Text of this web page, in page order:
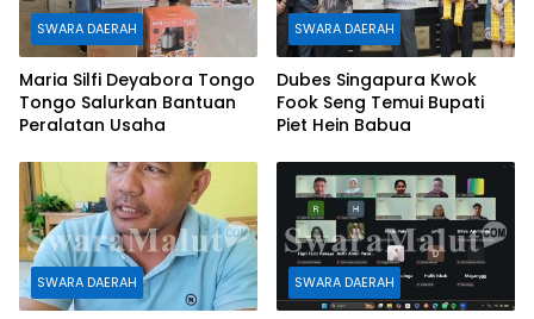
SWARA DAERAH
Maria Silfi Deyabora Tongo
Tongo Salurkan Bantuan
Peralatan Usaha
SWARA DAERAH
Dubes Singapura Kwok
Fook Seng Temui Bupati
Piet Hein Babua
SWARA DAERAH SWARA DAERAH